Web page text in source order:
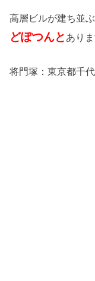
高層ビルが建ち並
どぽつんと ありま
将門塚：東京都千